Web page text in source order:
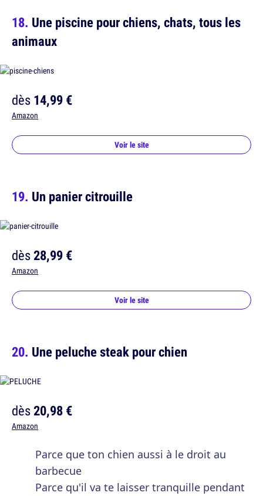
Une piscine pour chiens, chats, tous les
animaux
dès14,99 €
Amazon
Voir le site
Un panier citrouille
dès28,99 €
Amazon
Voir le site
Une peluche steak pour chien
dès20,98 €
Amazon
Parce que ton chien aussi à le droit au
barbecue
Parce qu'il va te laisser tranquille pendant